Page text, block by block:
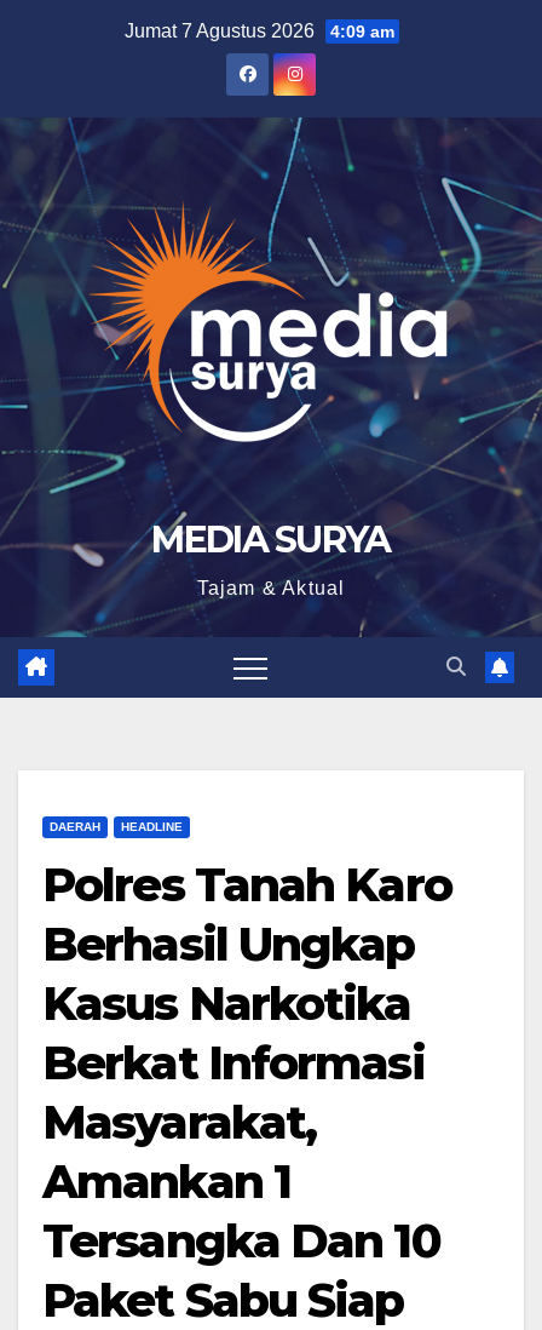
Jumat 7 Agustus 2026 4:09 am
MEDIA SURYA
Tajam & Aktual
DAERAH HEADLINE
Polres Tanah Karo
Berhasil Ungkap
Kasus Narkotika
Berkat Informasi
Masyarakat,
Amankan 1
Tersangka Dan 10
Paket Sabu Siap